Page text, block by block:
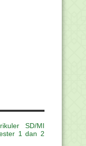
SD/MI
1 dan 2